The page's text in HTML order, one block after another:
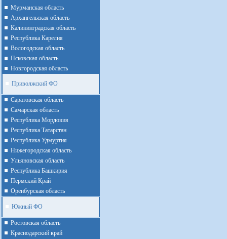
Мурманская область
Архангельская область
Калининградская область
Республика Карелия
Вологодская область
Псковская область
Новгородская область
Приволжский ФО
Cаратовская область
Cамарская область
Республика Мордовия
Республика Татарстан
Республика Удмуртия
Нижегородская область
Ульяновская область
Республика Башкирия
Пермский Край
Оренбурская область
Южный ФО
Ростовская область
Краснодарский край